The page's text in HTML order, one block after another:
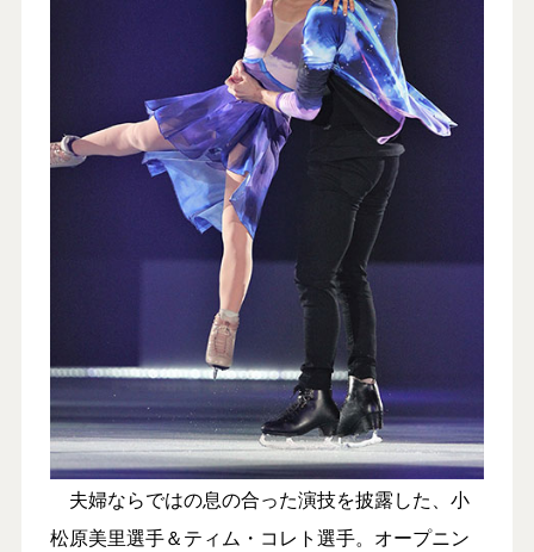
夫婦ならではの息の合った演技を披露した、小
松原美里選手＆ティム・コレト選手。オープニン